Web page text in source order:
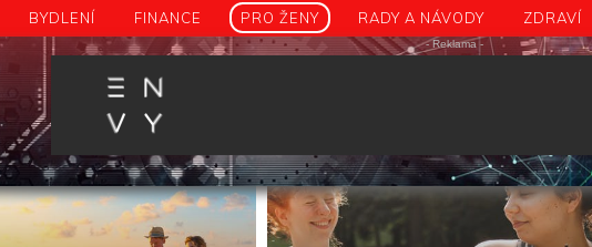
BYDLENÍ FINANCE PRO ŽENY RADY A NÁVODY ZDRAVÍ
- Reklama -